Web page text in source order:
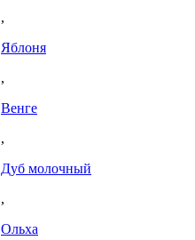
,
Яблоня
,
Венге
,
Дуб молочный
,
Ольха